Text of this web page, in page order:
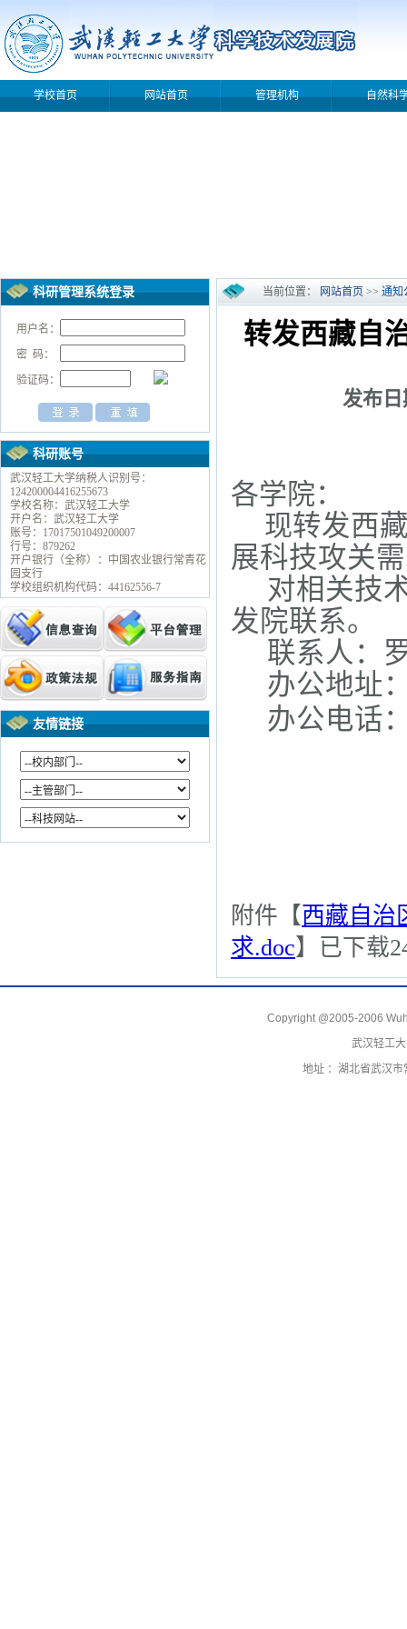
学校首页 网站首页 管理机构 自然科
科研管理系统登录
用户名：
密 码：
验证码：
科研账号
武汉轻工大学纳税人识别号：
124200004416255673
学校名称：武汉轻工大学
开户名：武汉轻工大学
账号：17017501049200007
行号：879262
开户银行（全称）：中国农业银行常青花
园支行
学校组织机构代码：44162556-7
友情链接
当前位置： 网站首页 >> 通知
转发西藏自
发布日
各学院：
现转发西
展科技攻关
对相关技
发院联系。
联系人：
办公地址
办公电话
附件【 西藏自治
求.doc】已下载
Copyright @2005-2006
武汉轻工
地址 ：湖北省武汉